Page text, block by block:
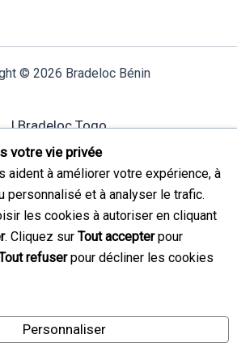
© 2026 Bradeloc Bénin
I Bradeloc Togo
votre vie privée
aident à améliorer votre expérience, à
personnalisé et à analyser le trafic.
les cookies à autoriser en cliquant
. Cliquez sur Tout accepterpour
refuserpour décliner les cookies
Personnaliser